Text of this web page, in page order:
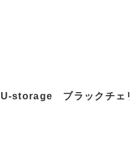
U-storage ブラックチ